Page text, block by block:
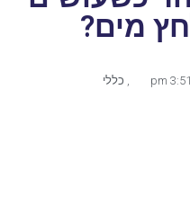
מים?
כללי